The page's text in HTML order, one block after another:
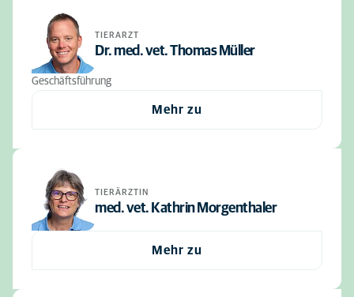
TIERARZT
Dr. med. vet. Thomas Müller
Geschäftsführung
Mehr zu
TIERÄRZTIN
med. vet. Kathrin Morgenthaler
Mehr zu